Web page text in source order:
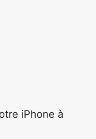
iPhone à